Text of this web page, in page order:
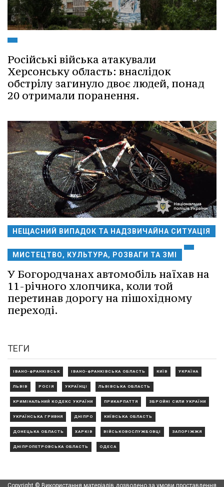
Російські війська атакували
Херсонську область: внаслідок
обстрілу загинуло двоє людей, понад
20 отримали поранення.
НЕЩАСНИЙ ВИПАДОК ТА НАДЗВИЧАЙНА СИТУАЦІЯ
МИСТЕЦТВО, КУЛЬТУРА, РОЗВАГИ ТА ЗМІ
У Богородчанах автомобіль наїхав на
11-річного хлопчика, коли той
перетинав дорогу на пішохідному
переході.
ТЕГИ
ІВАНО-ФРАНКІВСЬК ІВАНО-ФРАНКІВСЬКА ОБЛАСТЬ КИЇВ УКРАЇНА
ЛЬВІВ РОСІЯ УКРАЇНЦІ ЛЬВІВСЬКА ОБЛАСТЬ
КРИМІНАЛЬНИЙ КОДЕКС УКРАЇНИ ПРИКАРПАТТЯ ЗБРОЙНІ СИЛИ УКРАЇНИ
УКРАЇНСЬКА ГРИВНЯ ДНІПРО КИЇВСЬКА ОБЛАСТЬ
ДОНЕЦЬКА ОБЛАСТЬ ХАРКІВ ВІЙСЬКОВОСЛУЖБОВЦІ ЗАПОРІЖЖЯ
ДНІПРОПЕТРОВСЬКА ОБЛАСТЬ ОДЕСА
Copyright © Використання матеріалів дозволено за умови проставлення